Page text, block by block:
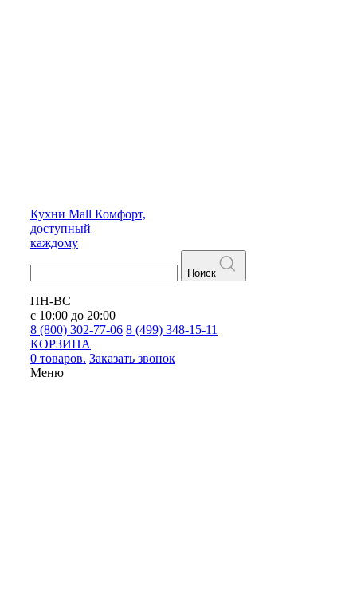
Кухни Mall Комфорт,
доступный
каждому
Поиск
ПН-ВС
с 10:00 до 20:00
8 (800) 302-77-06 8 (499) 348-15-11
КОРЗИНА
0 товаров. Заказать звонок
Меню